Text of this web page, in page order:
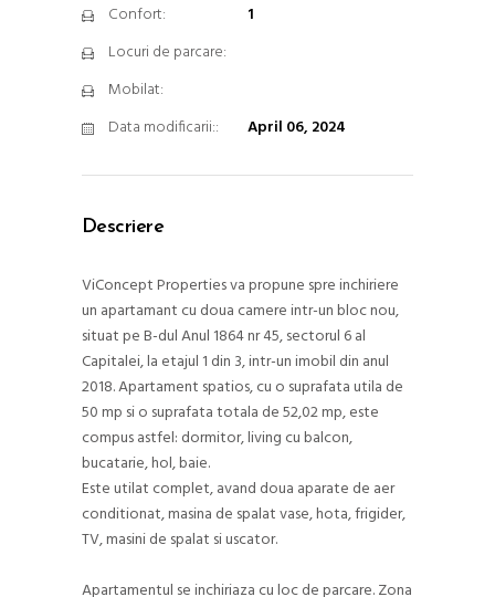
Confort:
1
Locuri de parcare:
Mobilat:
Data modificarii::
April 06, 2024
Descriere
ViConcept Properties va propune spre inchiriere
un apartamant cu doua camere intr-un bloc nou,
situat pe B-dul Anul 1864 nr 45, sectorul 6 al
Capitalei, la etajul 1 din 3, intr-un imobil din anul
2018. Apartament spatios, cu o suprafata utila de
50 mp si o suprafata totala de 52,02 mp, este
compus astfel: dormitor, living cu balcon,
bucatarie, hol, baie.
Este utilat complet, avand doua aparate de aer
conditionat, masina de spalat vase, hota, frigider,
TV, masini de spalat si uscator.
Apartamentul se inchiriaza cu loc de parcare. Zona